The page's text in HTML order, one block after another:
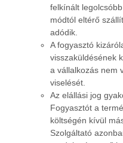
felkínált
módtól eltérő
adódik.
A fogyasztó
visszaküldésének
a vállalkozás nem
viselését.
Az elállási jog
Fogyasztót a
költségén kívül
Szolgáltató